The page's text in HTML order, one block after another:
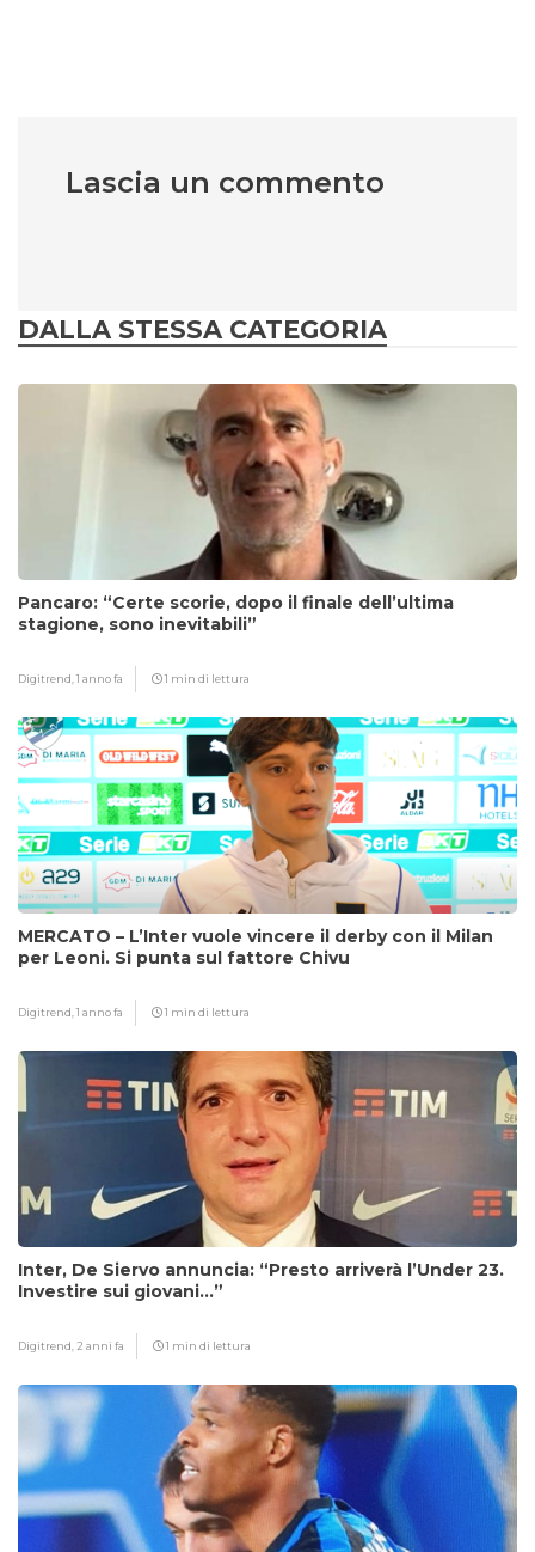
Lascia un commento
DALLA STESSA CATEGORIA
Pancaro: “Certe scorie, dopo il finale dell’ultima
stagione, sono inevitabili”
Digitrend,1 anno fa 1 min di lettura
MERCATO – L’Inter vuole vincere il derby con il Milan
per Leoni. Si punta sul fattore Chivu
Digitrend,1 anno fa 1 min di lettura
Inter, De Siervo annuncia: “Presto arriverà l’Under 23.
Investire sui giovani…”
Digitrend, 2 anni fa 1 min di lettura